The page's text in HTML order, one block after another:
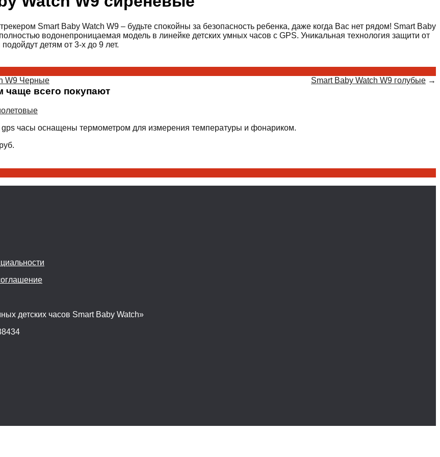
Smart Baby Watch W9 – будьте спокойны за безопасность ребенка, даже когда Вас нет рядом! Smart Baby
водонепроницаемая модель в линейке детских умных часов с GPS. Уникальная технология защити от
детям от 3-х до 9 лет.
W9 Черные Smart Baby Watch W9 голубые →
чаще всего покупают
часы оснащены термометром для измерения температуры и фонариком.
руб.
детских часов Smart Baby Watch»